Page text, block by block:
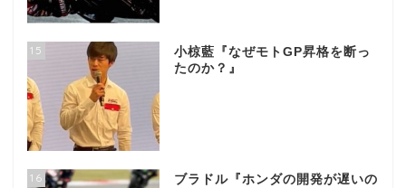
15
小椋藍『なぜモトGP昇格を断っ
たのか？』
16
ブラドル『ホンダの開発が遅いの